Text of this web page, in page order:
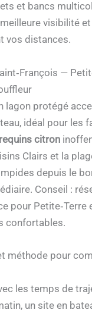
et bancs
visibilité
vos distances.
—
lagon protégé
idéal pour les
requins citron
Clairs et la
depuis le
Conseil :
pour Petite‑Terre
confortables.
méthode pour
les temps de
un site en